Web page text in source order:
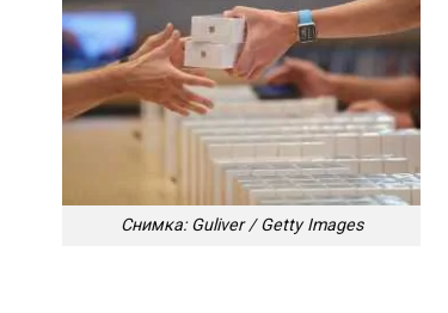
Снимка: Guliver / Getty Images